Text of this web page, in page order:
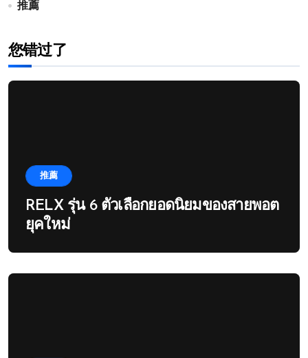
推薦
您错过了
推薦
RELX รุ่น 6 ตัวเลือกยอดนิยมของสายพอต
ยุคใหม่